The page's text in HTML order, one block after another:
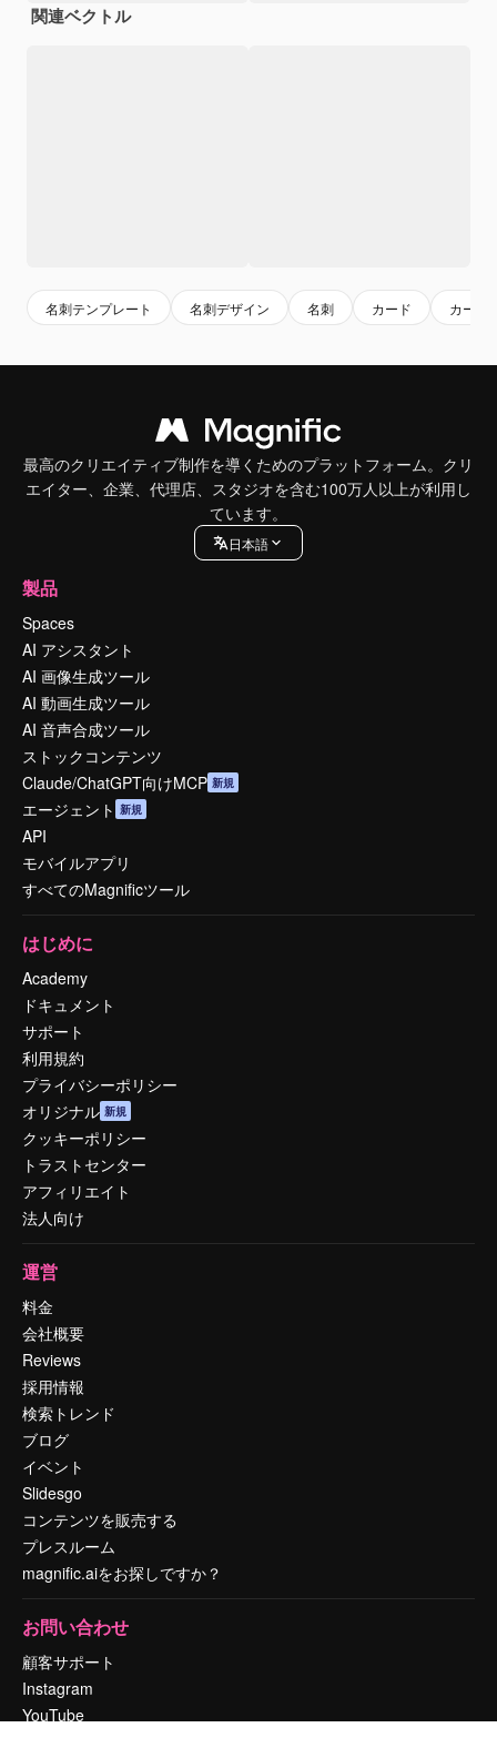
関連ベクトル
名刺テンプレート 名刺デザイン 名刺 カード カード
最高のクリエイティブ制作を導くためのプラットフォーム。クリ
エイター、企業、代理店、スタジオを含む100万人以上が利用し
ています。
日本語
製品
Spaces
AI アシスタント
AI 画像生成ツール
AI 動画生成ツール
AI 音声合成ツール
ストックコンテンツ
Claude/ChatGPT向けMCP 新規
エージェント 新規
API
モバイルアプリ
すべてのMagnificツール
はじめに
Academy
ドキュメント
サポート
利用規約
プライバシーポリシー
オリジナル 新規
クッキーポリシー
トラストセンター
アフィリエイト
法人向け
運営
料金
会社概要
Reviews
採用情報
検索トレンド
ブログ
イベント
Slidesgo
コンテンツを販売する
プレスルーム
magnific.aiをお探しですか？
お問い合わせ
顧客サポート
Instagram
YouTube